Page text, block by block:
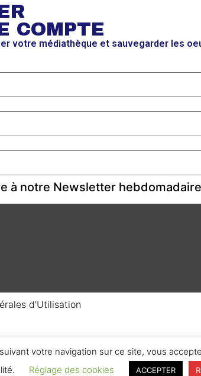
votre navigation sur ce site, vous
Réglage des cookies ACCEPTER
COMPTE
votre médiathèque et sauvegarder les
à notre Newsletter
d'Utilisation